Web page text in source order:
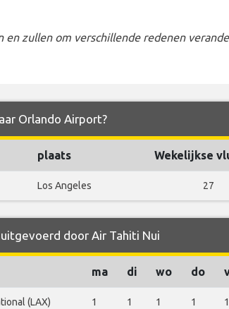
zullen om verschillende redenen
Orlando Airport?
plaats Wekelijkse
Los Angeles 27
door Air Tahiti Nui
ma di wo do
(LAX) 1 1 1 1 1